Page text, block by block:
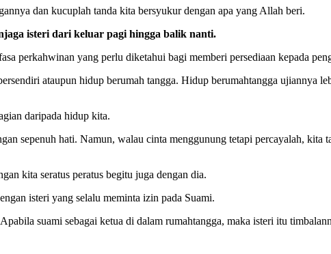
dan kucuplah tanda kita bersyukur dengan apa yang Allah beri.
isteri dari keluar pagi hingga balik nanti.
perkahwinan yang perlu diketahui bagi memberi persediaan kepada
ataupun hidup berumah tangga. Hidup berumahtangga ujiannya
daripada hidup kita.
sepenuh hati. Namun, walau cinta menggunung tetapi percayalah, kita
kita seratus peratus begitu juga dengan dia.
isteri yang selalu meminta izin pada Suami.
suami sebagai ketua di dalam rumahtangga, maka isteri itu